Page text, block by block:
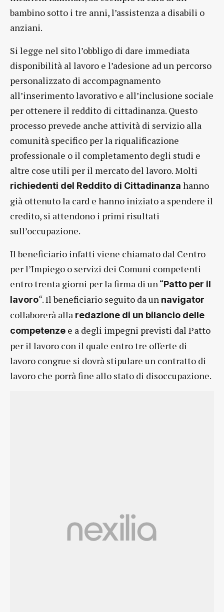
bambino sotto i tre anni, l’assistenza a disabili o
anziani.
Si legge nel sito l’obbligo di dare immediata
disponibilità al lavoro e l’adesione ad un percorso
personalizzato di accompagnamento
all’inserimento lavorativo e all’inclusione sociale
per ottenere il reddito di cittadinanza. Questo
processo prevede anche attività di servizio alla
comunità specifico per la riqualificazione
professionale o il completamento degli studi e
altre cose utili per il mercato del lavoro. Molti
richiedenti del Reddito di Cittadinanza hanno
già ottenuto la card e hanno iniziato a spendere il
credito, si attendono i primi risultati
sull’occupazione.
Il beneficiario infatti viene chiamato dal Centro
per l’Impiego o servizi dei Comuni competenti
entro trenta giorni per la firma di un “Patto per il
lavoro“. Il beneficiario seguito da un navigator
collaborerà alla redazione di un bilancio delle
competenze e a degli impegni previsti dal Patto
per il lavoro con il quale entro tre offerte di
lavoro congrue si dovrà stipulare un contratto di
lavoro che porrà fine allo stato di disoccupazione.